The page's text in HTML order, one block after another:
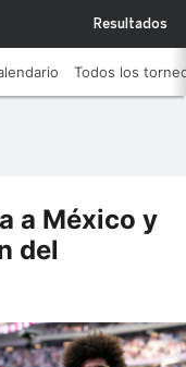
Resultados
Todos los
a México y
del